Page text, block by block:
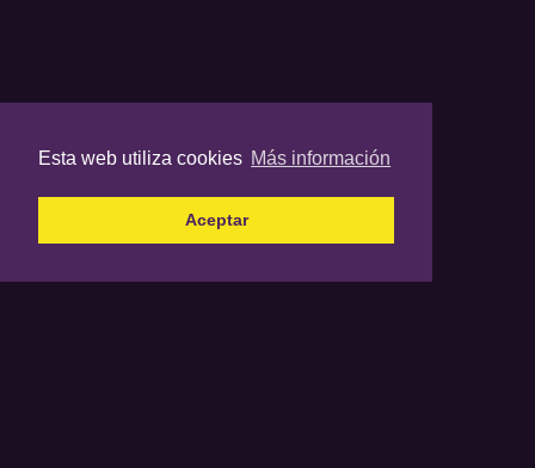
Esta web utiliza cookies Más información
Aceptar